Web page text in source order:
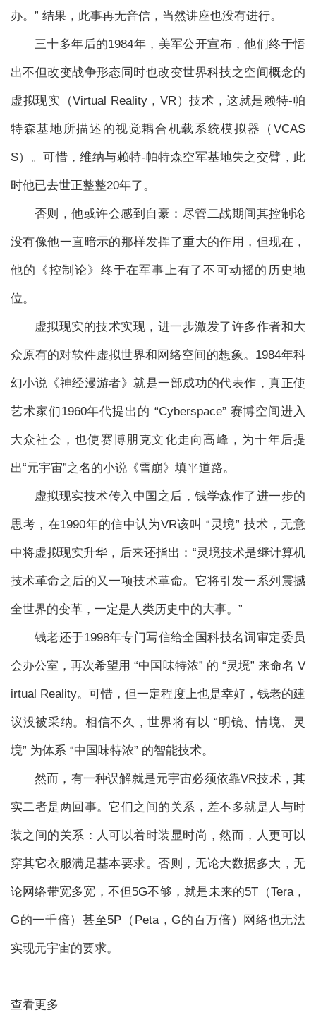
办。” 结果，此事再无音信，当然讲座也没有进行。
三十多年后的1984年，美军公开宣布，他们终于悟
出不但改变战争形态同时也改变世界科技之空间概念的
虚拟现实（Virtual Reality，VR）技术，这就是赖特-帕
特森基地所描述的视觉耦合机载系统模拟器（VCAS
S）。可惜，维纳与赖特-帕特森空军基地失之交臂，此
时他已去世正整整20年了。
否则，他或许会感到自豪：尽管二战期间其控制论
没有像他一直暗示的那样发挥了重大的作用，但现在，
他的《控制论》终于在军事上有了不可动摇的历史地
位。
虚拟现实的技术实现，进一步激发了许多作者和大
众原有的对软件虚拟世界和网络空间的想象。1984年科
幻小说《神经漫游者》就是一部成功的代表作，真正使
艺术家们1960年代提出的 “Cyberspace” 赛博空间进入
大众社会，也使赛博朋克文化走向高峰，为十年后提
出“元宇宙”之名的小说《雪崩》填平道路。
虚拟现实技术传入中国之后，钱学森作了进一步的
思考，在1990年的信中认为VR该叫 “灵境” 技术，无意
中将虚拟现实升华，后来还指出：“灵境技术是继计算机
技术革命之后的又一项技术革命。它将引发一系列震撼
全世界的变革，一定是人类历史中的大事。”
钱老还于1998年专门写信给全国科技名词审定委员
会办公室，再次希望用 “中国味特浓” 的 “灵境” 来命名 V
irtual Reality。可惜，但一定程度上也是幸好，钱老的建
议没被采纳。相信不久，世界将有以 “明镜、情境、灵
境” 为体系 “中国味特浓” 的智能技术。
然而，有一种误解就是元宇宙必须依靠VR技术，其
实二者是两回事。它们之间的关系，差不多就是人与时
装之间的关系：人可以着时装显时尚，然而，人更可以
穿其它衣服满足基本要求。否则，无论大数据多大，无
论网络带宽多宽，不但5G不够，就是未来的5T（Tera，
G的一千倍）甚至5P（Peta，G的百万倍）网络也无法
实现元宇宙的要求。
查看更多